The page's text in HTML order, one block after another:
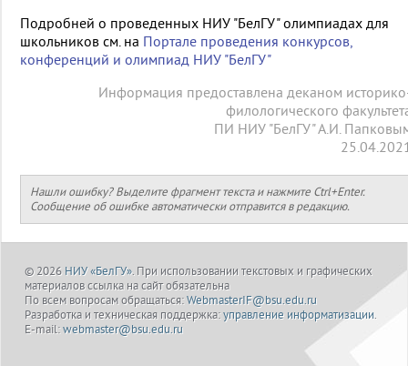
Подробней о проведенных НИУ "БелГУ" олимпиадах для
школьников см. на Портале проведения конкурсов,
конференций и олимпиад НИУ "БелГУ"
Информация предоставлена деканом
филологического
ПИ НИУ "БелГУ" А.И.
Нашли ошибку? Выделите фрагмент текста и нажмите Ctrl+Enter.
Сообщение об ошибке автоматически отправится в редакцию.
© 2026 НИУ «БелГУ». При использовании текстовых и графических
материалов ссылка на сайт обязательна
По всем вопросам обращаться: WebmasterIF@bsu.edu.ru
Разработка и техническая поддержка: управление информатизации.
E-mail: webmaster@bsu.edu.ru